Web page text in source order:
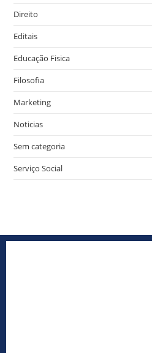
Direito
Editais
Educação Fisica
Filosofia
Marketing
Noticias
Sem categoria
Serviço Social